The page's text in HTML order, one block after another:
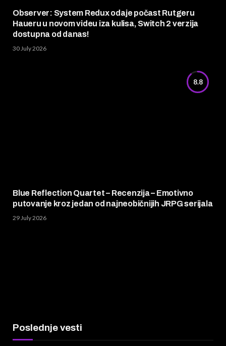
Observer: System Redux odaje počast Rutgeru
Haueru u novom videu iza kulisa, Switch 2 verzija
dostupna od danas!
30 July 2026
8.8
Blue Reflection Quartet – Recenzija – Emotivno
putovanje kroz jedan od najneobičnijih JRPG serijala
29 July 2026
Poslednje vesti